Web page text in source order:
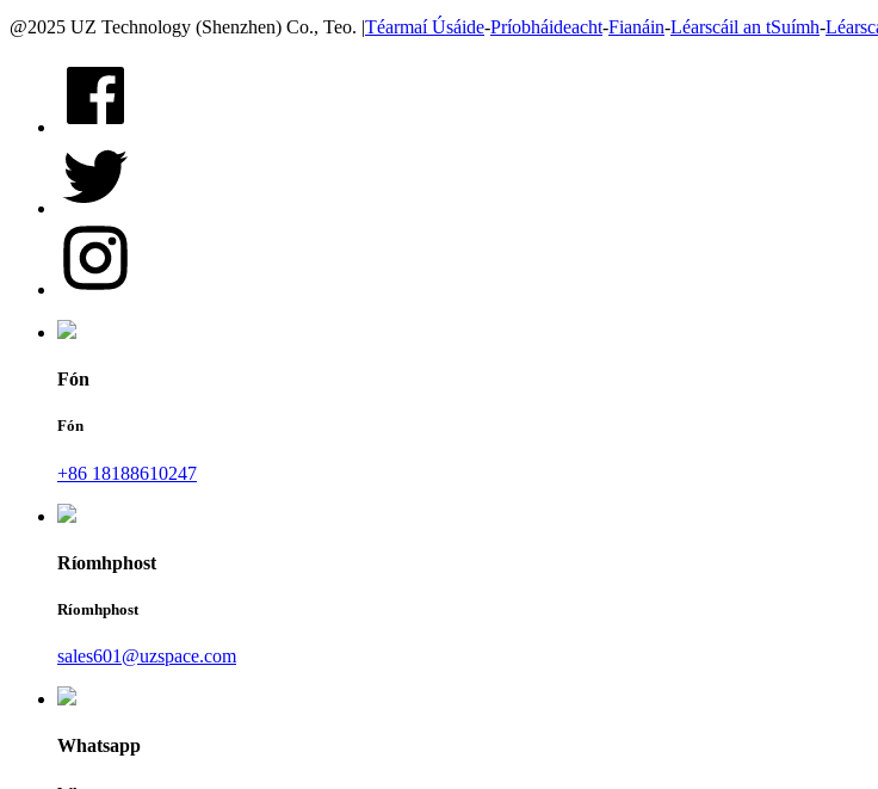
@2025 UZ Technology (Shenzhen) Co., Teo. |Téarmaí Úsáide-Príobháideacht-Fianáin-Léarscáil an tSuímh-
Fón
Fón
+86 18188610247
Ríomhphost
Ríomhphost
sales601@uzspace.com
Whatsapp